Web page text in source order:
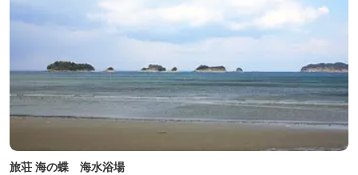
旅荘 海の蝶 海水浴場